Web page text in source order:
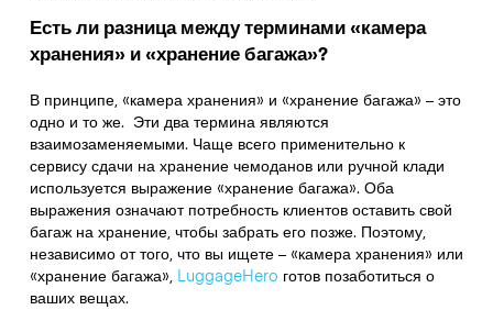
Есть ли разница между терминами «камера
хранения» и «хранение багажа»?
В принципе, «камера хранения» и «хранение багажа» – это
одно и то же. Эти два термина являются
взаимозаменяемыми. Чаще всего применительно к
сервису сдачи на хранение чемоданов или ручной клади
используется выражение «хранение багажа». Оба
выражения означают потребность клиентов оставить свой
багаж на хранение, чтобы забрать его позже. Поэтому,
независимо от того, что вы ищете – «камера хранения» или
«хранение багажа»,LuggageHero готов позаботиться о
ваших вещах.